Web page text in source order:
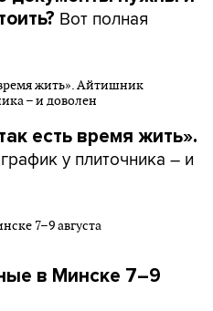
Вот полная
есть время жить».
у плиточника – и
в Минске 7–9